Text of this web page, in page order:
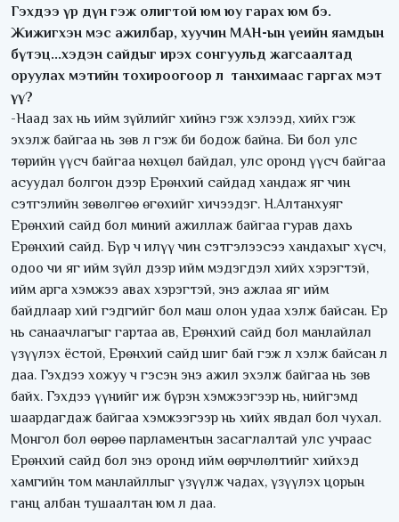
Гэхдээ үр дүн гэж олигтой юм юу гарах юм бэ.
Жижигхэн мэс ажилбар, хуучин МАН-ын үеийн яамдын
бүтэц...хэдэн сайдыг ирэх сонгуульд жагсаалтад
оруулах мэтийн тохироогоор л танхимаас гаргах мэт
үү?
-Наад зах нь ийм зүйлийг хийнэ гэж хэлээд, хийх гэж
эхэлж байгаа нь зөв л гэж би бодож байна. Би бол улс
төрийн үүсч байгаа нөхцөл байдал, улс оронд үүсч байгаа
асуудал болгон дээр Ерөнхий сайдад хандаж яг чин
сэтгэлийн зөвөлгөө өгөхийг хичээдэг. Н.Алтанхуяг
Ерөнхий сайд бол миний ажиллаж байгаа гурав дахь
Ерөнхий сайд. Бүр ч илүү чин сэтгэлээсээ хандахыг хүсч,
одоо чи яг ийм зүйл дээр ийм мэдэгдэл хийх хэрэгтэй,
ийм арга хэмжээ авах хэрэгтэй, энэ ажлаа яг ийм
байдлаар хий гэдгийг бол маш олон удаа хэлж байсан. Ер
нь санаачлагыг гартаа ав, Ерөнхий сайд бол манлайлал
үзүүлэх ёстой, Ерөнхий сайд шиг бай гэж л хэлж байсан л
даа. Гэхдээ хожуу ч гэсэн энэ ажил эхэлж байгаа нь зөв
байх. Гэхдээ үүнийг иж бүрэн хэмжээгээр нь, нийгэмд
шаардагдаж байгаа хэмжээгээр нь хийх явдал бол чухал.
Монгол бол өөрөө парламентын засаглалтай улс учраас
Ерөнхий сайд бол энэ оронд ийм өөрчлөлтийг хийхэд
хамгийн том манлайллыг үзүүлж чадах, үзүүлэх цорын
ганц албан тушаалтан юм л даа.